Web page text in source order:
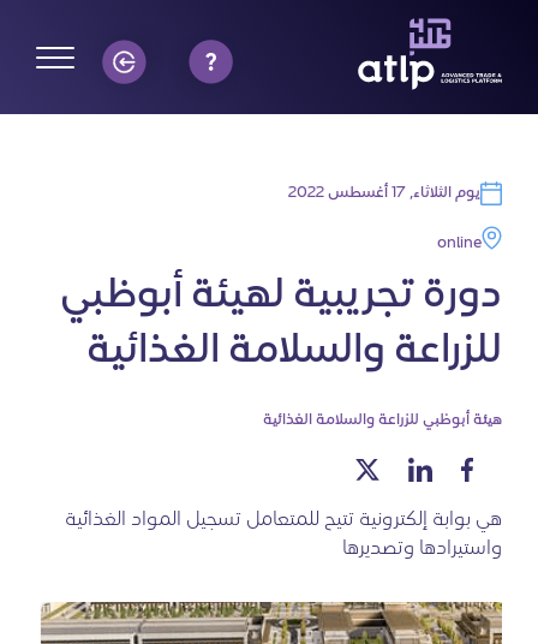
يوم الثلاثاء, 17 أغسطس 2022
online
دورة تجريبية لهيئة أبوظبي
للزراعة والسلامة الغذائية
هيئة أبوظبي للزراعة والسلامة الغذائية
هي بوابة إلكترونية تتيح للمتعامل تسجيل المواد الغذائية
واستيرادها وتصديرها